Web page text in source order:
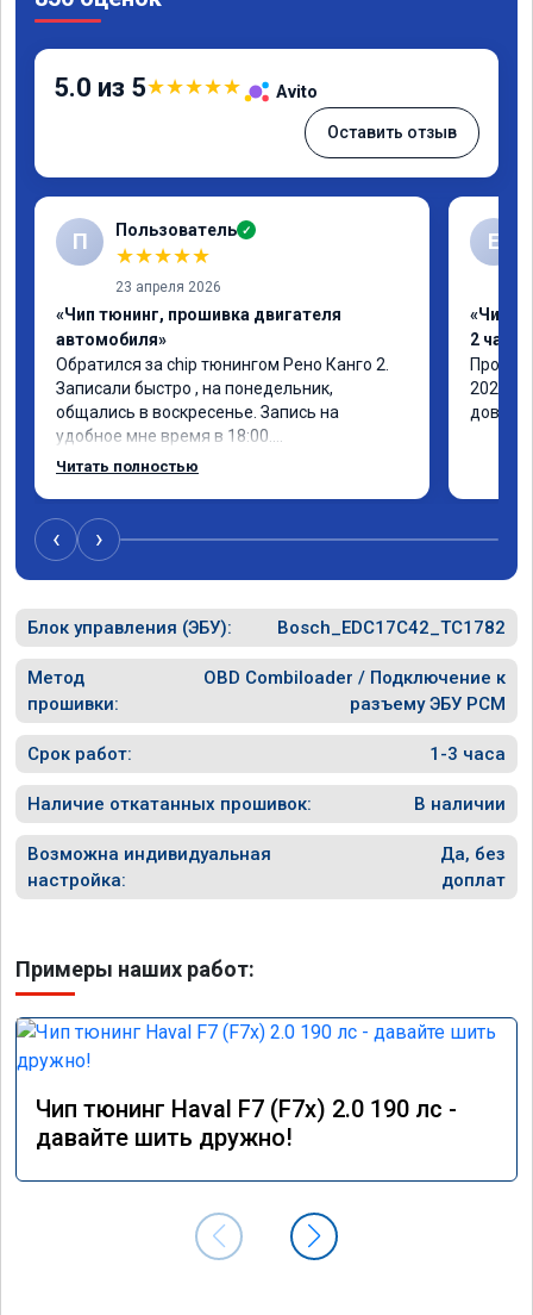
5.0 из 5★★★★★ Avito
Оставить отзыв
П Пользователь ✓
★★★★★
23 апреля 2026
«Чип тюнинг, прошивка двигателя
автомобиля»
Обратился за chip тюнингом Рено Канго 2.
Записали быстро , на понедельник,
общались в воскресенье. Запись на
удобное мне время в 18:00.
Работу выполнили за 30 минут,
Читать полностью
Е
«Чип
2 часа»
2021
‹ ›
Блок управления (ЭБУ): Bosch_EDC17C42_TC1782
Метод
прошивки:
OBD Combiloader / Подключение к
разъему ЭБУ PCM
Срок работ: 1-3 часа
Наличие откатанных прошивок: В наличии
Возможна индивидуальная
настройка:
Да, без
доплат
Примеры наших работ:
Чип тюнинг Haval F7 (F7x) 2.0 190 лс -
давайте шить дружно!